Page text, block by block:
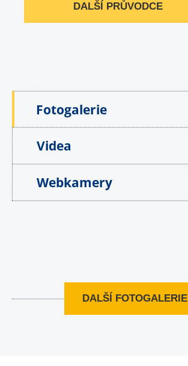
DALŠÍ PRŮVODCE
Fotogalerie
Videa
Webkamery
DALŠÍ FOTOGALERIE